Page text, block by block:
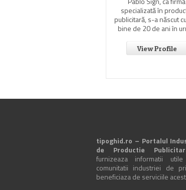
specializată în
publicitară, s-a născut
bine de 20 de ani în
View Profile
tipoghid.ro – Portalul
de Productie
furnizeaza informatii
comunitatii industriei de
beneficiaza de serviciile